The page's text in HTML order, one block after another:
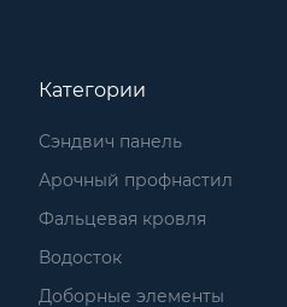
Категории
Сэндвич панель
Арочный профнастил
Фальцевая кровля
Водосток
Доборные элементы